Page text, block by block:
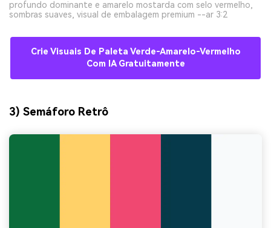
profundo dominante e amarelo mostarda com selo vermelho,
sombras suaves, visual de embalagem premium --ar 3:2
Crie Visuais De Paleta Verde-Amarelo-Vermelho
Com IA Gratuitamente
3) Semáforo Retrô